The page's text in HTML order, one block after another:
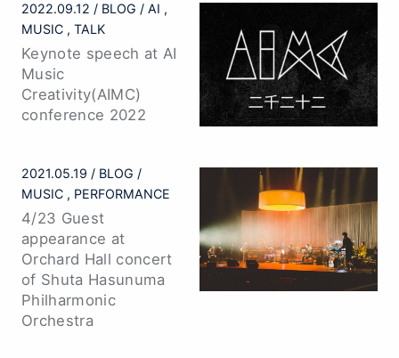
2022.09.12 BLOG
AI
MUSIC
TALK
Keynote speech at AI
Music
Creativity(AIMC)
conference 2022
2021.05.19
BLOG
MUSIC
PERFORMANCE
4/23 Guest
appearance at
Orchard Hall concert
of Shuta Hasunuma
Philharmonic
Orchestra